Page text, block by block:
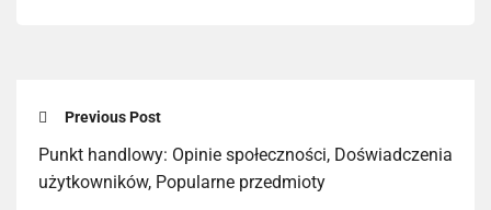
Previous Post
Punkt handlowy: Opinie społeczności, Doświadczenia
użytkowników, Popularne przedmioty